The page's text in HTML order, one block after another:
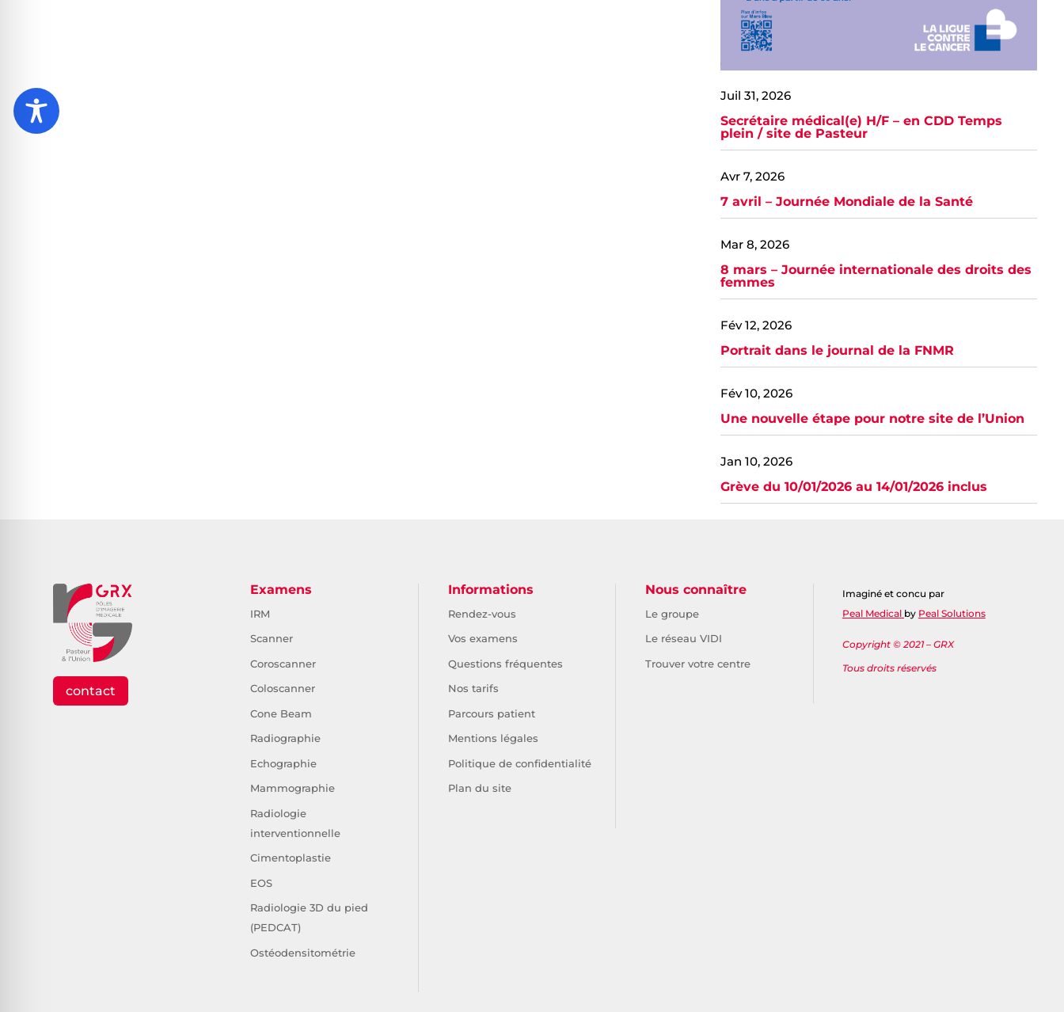
Juil 31, 2026
Secrétaire médical(e) H/F – en CDD Temps
plein / site de Pasteur
Avr 7, 2026
7 avril – Journée Mondiale de la Santé
Mar 8, 2026
8 mars – Journée internationale des droits des
femmes
Fév 12, 2026
Portrait dans le journal de la FNMR
Fév 10, 2026
Une nouvelle étape pour notre site de l’Union
Jan 10, 2026
Grève du 10/01/2026 au 14/01/2026 inclus
contact
Examens
IRM
Scanner
Coroscanner
Coloscanner
Cone Beam
Radiographie
Echographie
Mammographie
Radiologie
interventionnelle
Cimentoplastie
EOS
Radiologie 3D du pied
(PEDCAT)
Ostéodensitométrie
Informations
Rendez-vous
Vos examens
Questions fréquentes
Nos tarifs
Parcours patient
Mentions légales
Politique de confidentialité
Plan du site
Nous connaître
Le groupe
Le réseau VIDI
Trouver votre centre
Imaginé et concu par
Peal Medical by Peal Solutions
Copyright © 2021 – GRX
Tous droits réservés